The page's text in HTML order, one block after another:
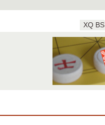
XQ BS